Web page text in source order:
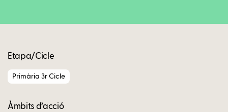
Etapa/Cicle
Primària 3r Cicle
Àmbits d’acció